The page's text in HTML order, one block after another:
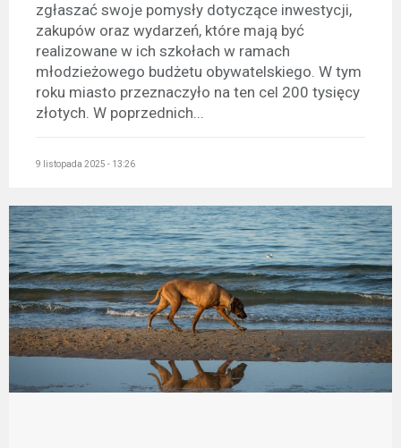
zgłaszać swoje pomysły dotyczące inwestycji,
zakupów oraz wydarzeń, które mają być
realizowane w ich szkołach w ramach
młodzieżowego budżetu obywatelskiego. W tym
roku miasto przeznaczyło na ten cel 200 tysięcy
złotych. W poprzednich...
9 listopada 2025 - 13:26